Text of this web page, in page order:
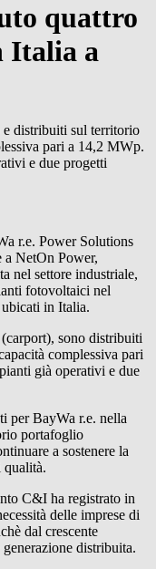
quattro
Italia a
e distribuiti sul territorio
pari a 14,2 MWp.
e due progetti
r.e. Power Solutions
a NetOn Power,
nel settore industriale,
fotovoltaici nel
in Italia.
sono distribuiti
complessiva pari
già operativi e due
perBayWa r.e. nella
portafoglio
a sostenere la
qualità.
C&I ha registrato in
delle imprese di
dal crescente
distribuita.